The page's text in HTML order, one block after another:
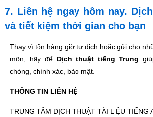
7. Liên hệ ngay hôm nay.
và tiết kiệm thời gian cho bạn
Thay vì tốn hàng giờ tự dịch hoặc gửi cho
môn, hãy để Dịch thuật tiếng Trung
chóng, chính xác, bảo mật.
THÔNG TIN LIÊN HỆ
TRUNG TÂM DỊCH THUẬT TÀI LIỆU TIẾNG